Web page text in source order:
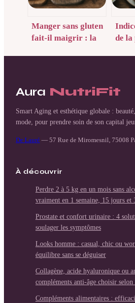
Manger sans gluten
fait-il maigrir : la
de la
Aura NutriFit
Smart Aging et esthétique globale :
mode, pour prendre soin de son capital
De Lauré — 57 Rue de Miromesnil, 75008
À découvrir
Perdre 2 à 5 kg en un mois sans
vraiment en 1 semaine, 15 jours et
Prostate et confort urinaire : 4
soulager les symptômes
Looks homme : casual, chic ou
équilibre sans se déguiser
Collagène, acide hyaluronique ou
compléments anti-âge choisir selon
Compléments alimentaires :